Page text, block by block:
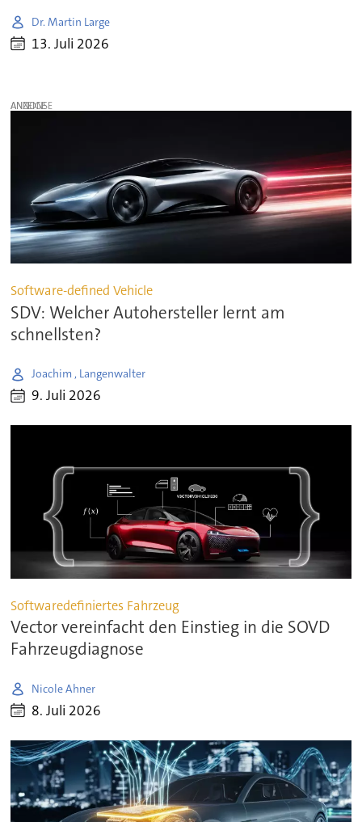
Dr. Martin Large
13. Juli 2026
ANZEIGE
Software-defined Vehicle
SDV: Welcher Autohersteller lernt am
schnellsten?
Joachim , Langenwalter
9. Juli 2026
Softwaredefiniertes Fahrzeug
Vector vereinfacht den Einstieg in die SOVD
Fahrzeugdiagnose
Nicole Ahner
8. Juli 2026